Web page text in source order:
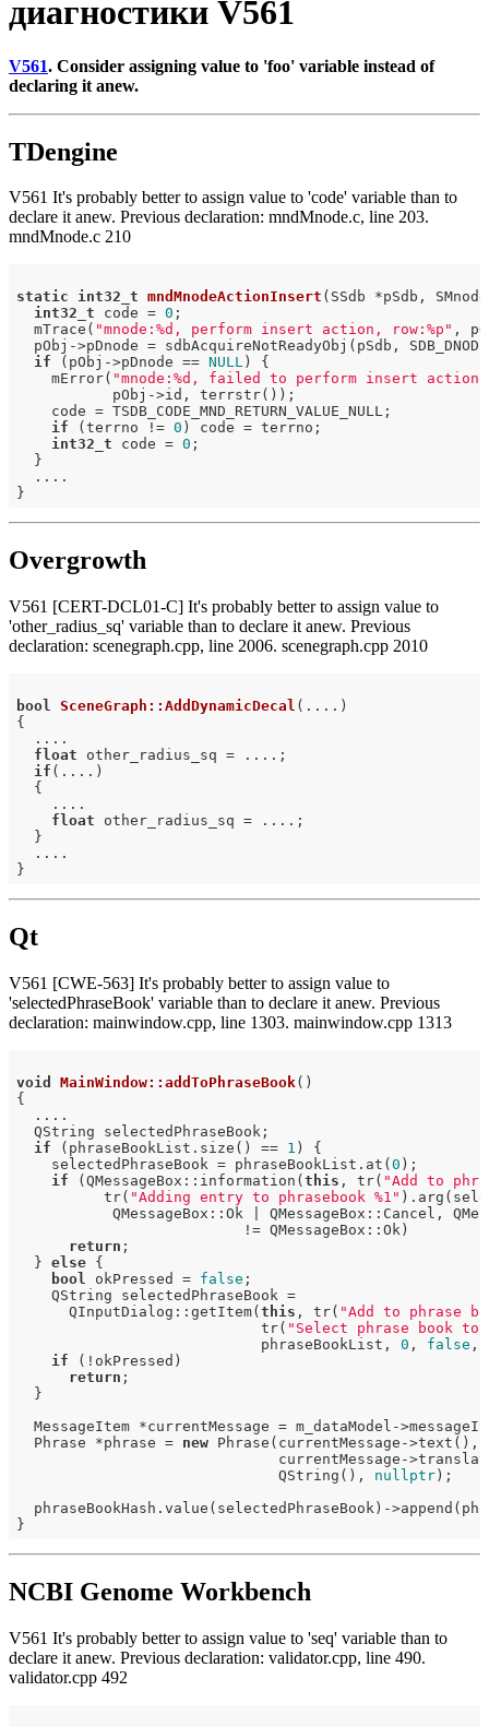
диагностики V561
V561. Consider assigning value to 'foo' variable instead of
declaring it anew.
TDengine
V561 It's probably better to assign value to 'code' variable than to
declare it anew. Previous declaration: mndMnode.c, line 203.
mndMnode.c 210
static int32_t mndMnodeActionInsert (SSdb *pSdb,
int32_t code = 0 ;
  mTrace(
"mnode:%d, perform insert action, row:%p" ,
pObj->pDnode = sdbAcquireNotReadyObj(pSdb,
if (pObj->pDnode == NULL ) {
    mError(
"mnode:%d, failed to perform insert action
           pObj->id, terrstr());
    code = TSDB_CODE_MND_RETURN_VALUE_NULL;
if (terrno != 0 ) code = terrno;
int32_t code = 0 ;
  }
  ....
Overgrowth
V561 [CERT-DCL01-C] It's probably better to assign value to
'other_radius_sq' variable than to declare it anew. Previous
declaration: scenegraph.cpp, line 2006. scenegraph.cpp 2010
bool SceneGraph::AddDynamicDecal (....)
{
  ....
float other_radius_sq = ....;
if (....)
  {
    ....
float other_radius_sq = ....;
  }
  ....
Qt
V561 [CWE-563] It's probably better to assign value to
'selectedPhraseBook' variable than to declare it anew. Previous
declaration: mainwindow.cpp, line 1303. mainwindow.cpp 1313
void MainWindow::addToPhraseBook()
{
  ....
  QString selectedPhraseBook;
if (phraseBookList.size() == 1 ) {
    selectedPhraseBook = phraseBookList.at(
0 );
if (QMessageBox::information(this , tr( "Add to
          tr(
"Adding entry to phrasebook %1"
QMessageBox::Ok | QMessageBox::Cancel,
                          != QMessageBox::Ok)
return ;
  }
else {
bool
okPressed = false ;
    QString selectedPhraseBook =
      QInputDialog::getItem(
this , tr( "Add to phrase
                            tr(
"Select phrase book to
                            phraseBookList,
0 , false ,
if (!okPressed)
return ;
  }
MessageItem *currentMessage = m_dataModel-
  Phrase *phrase =
new Phrase(currentMessage->text(),
currentMessage-
                              QString(),
nullptr);
phraseBookHash.value(selectedPhraseBook)-
NCBI Genome Workbench
V561 It's probably better to assign value to 'seq' variable than to
declare it anew. Previous declaration: validator.cpp, line 490.
validator.cpp 492